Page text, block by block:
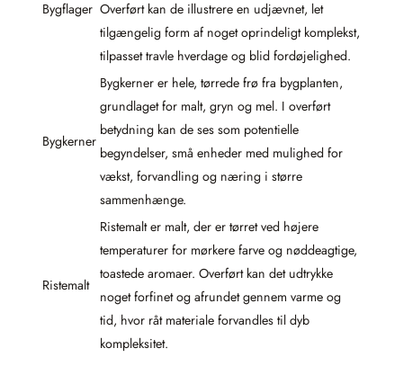
Bygflager Overført kan de illustrere en udjævnet, let
tilgængelig form af noget oprindeligt komplekst,
tilpasset travle hverdage og blid fordøjelighed.
Bygkerner
Bygkerner er hele, tørrede frø fra bygplanten,
grundlaget for malt, gryn og mel. I overført
betydning kan de ses som potentielle
begyndelser, små enheder med mulighed for
vækst, forvandling og næring i større
sammenhænge.
Ristemalt
Ristemalt er malt, der er tørret ved højere
temperaturer for mørkere farve og nøddeagtige,
toastede aromaer. Overført kan det udtrykke
noget forfinet og afrundet gennem varme og
tid, hvor råt materiale forvandles til dyb
kompleksitet.